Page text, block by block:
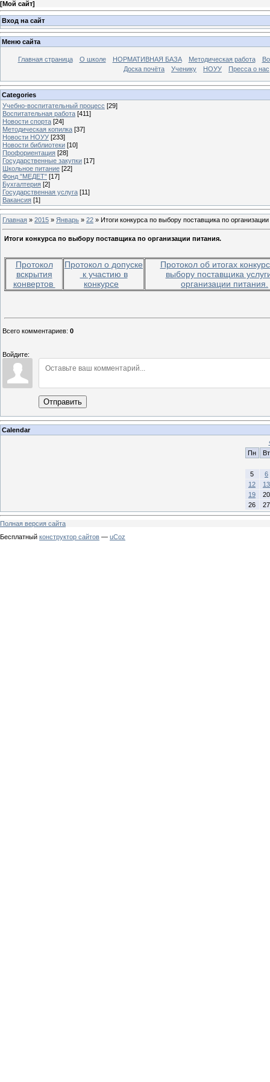
[Мой сайт]
Вход на сайт
Меню сайта
Главная страница О школе НОРМАТИВНАЯ БАЗА Методическая работа
Доска почёта
Ученику НОУУ Пресса о нас
Categories
Учебно-воспитательный процесс [29]
Воспитательная работа [411]
Новости спорта [24]
Методическая копилка [37]
Новости НОУУ [233]
Новости библиотеки [10]
Профориентация [28]
Государственные закупки [17]
Школьное питание [22]
Фонд "МЕДЕТ" [17]
Бухгалтерия [2]
Государственная услуга [11]
Вакансия [1]
Главная » 2015 » Январь » 22 » Итоги конкурса по выбору поставщика по
Итоги конкурса по выбору поставщика по организации питания.
Протокол
вскрытия
конвертов
Протокол о допуске
к участию в
конкурсе
Протокол об итогах
выбору поставщика
организации питания.
Всего комментариев: 0
Войдите:
Отправить
Calendar
Пн
Вт
5
6
12
13
19
20
26
27
Полная версия сайта
Бесплатный конструктор сайтов — uCoz